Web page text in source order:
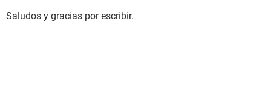
Saludos y gracias por escribir.